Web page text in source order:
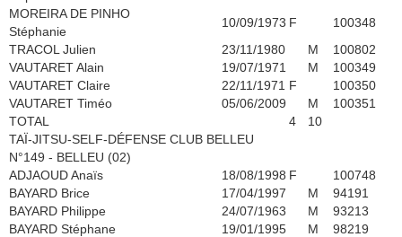
MOREIRA DE PINHO
Stéphanie
10/09/1973 F
100348
TRACOL Julien
23/11/1980 M
100802
VAUTARET Alain
19/07/1971 M
100349
VAUTARET Claire
22/11/1971 F
100350
VAUTARET Timéo
05/06/2009 M
100351
TOTAL
4
10
TAÏ-JITSU-SELF-DÉFENSE CLUB BELLEU
N°149 - BELLEU (02)
ADJAOUD Anaïs
18/08/1998 F
100748
BAYARD Brice
17/04/1997 M
94191
BAYARD Philippe
24/07/1963 M
93213
BAYARD Stéphane
19/01/1995 M
98219